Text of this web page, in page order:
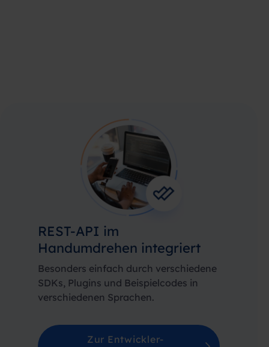
REST-API im
Handumdrehen integriert
Besonders einfach durch verschiedene
SDKs, Plugins und Beispielcodes in
verschiedenen Sprachen.
Zur Entwickler-